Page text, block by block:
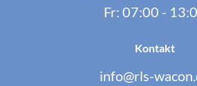
Fr: 07:00 -
Kontakt
info@rls-